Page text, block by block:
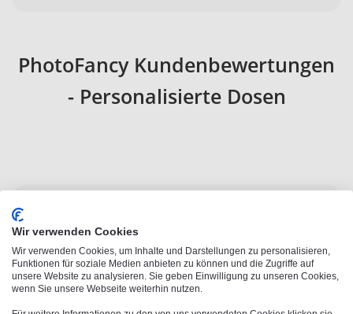
PhotoFancy Kundenbewertungen
- Personalisierte Dosen
Keksdose mit Foto verschenken:
die besten Anlässe und Ideen
Wir verwenden Cookies
Wir verwenden Cookies, um Inhalte und Darstellungen zu personalisieren,
Funktionen für soziale Medien anbieten zu können und die Zugriffe auf
unsere Website zu analysieren. Sie geben Einwilligung zu unseren Cookies,
wenn Sie unsere Webseite weiterhin nutzen.